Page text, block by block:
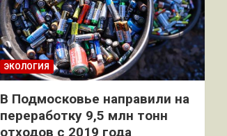
ЭКОЛОГИЯ
В Подмосковье направили на
переработку 9,5 млн тонн
отходов с 2019 года